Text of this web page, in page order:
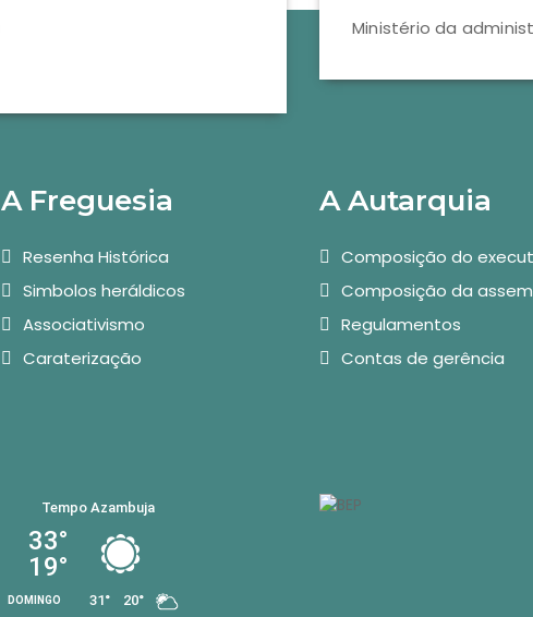
Ministério da
A Freguesia
Resenha Histórica
Simbolos heráldicos
Associativismo
Caraterização
A Autarquia
Composição do
Composição da
Regulamentos
Contas de gerência